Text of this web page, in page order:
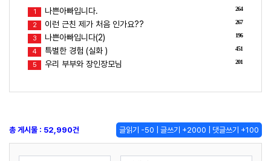
264
1 나쁜아빠입니다.
267
2 이런 근친 제가 처음 인가요??
196
3 나쁜아빠입니다(2)
451
4 특별한 경험 (실화 )
201
5 우리 부부와 장인장모님
글읽기 -50 | 글쓰기 +2000 | 댓글쓰기 +100
총 게시물 : 52,990건